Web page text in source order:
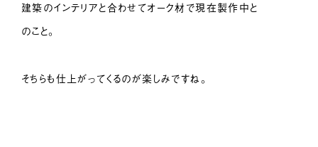
建築のインテリアと合わせてオーク材で現在製作中と
のこと。
そちらも仕上がってくるのが楽しみですね。